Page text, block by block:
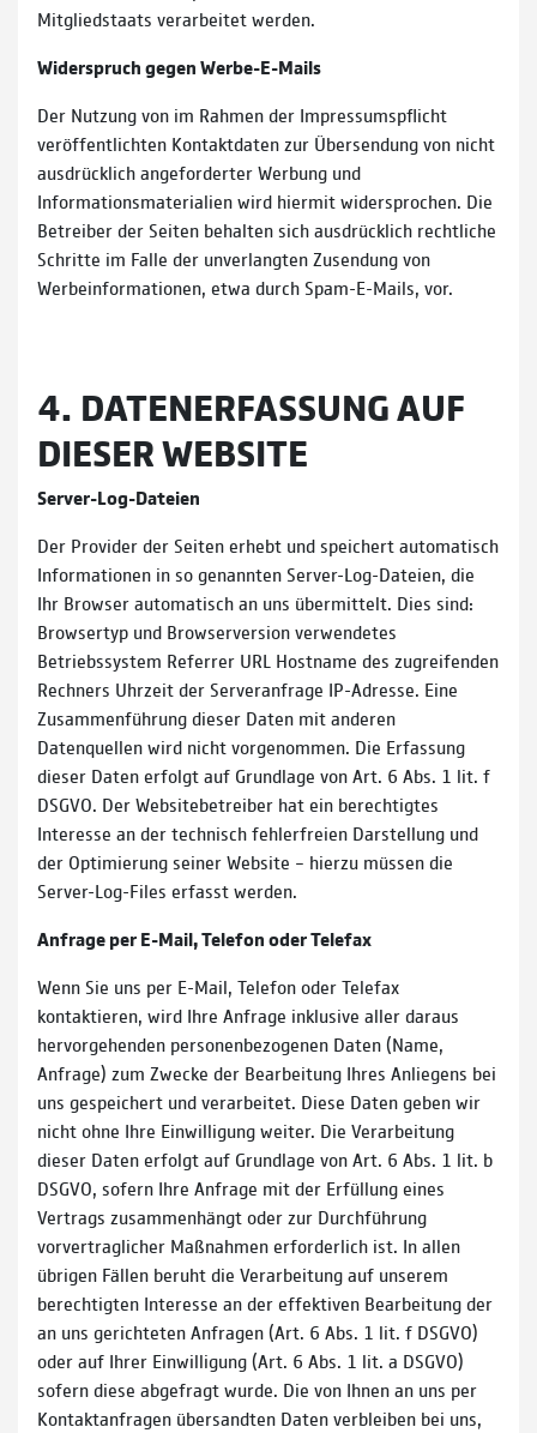
Mitgliedstaats verarbeitet werden.
Widerspruch gegen Werbe-E-Mails
Der Nutzung von im Rahmen der Impressumspflicht
veröffentlichten Kontaktdaten zur Übersendung von nicht
ausdrücklich angeforderter Werbung und
Informationsmaterialien wird hiermit widersprochen. Die
Betreiber der Seiten behalten sich ausdrücklich rechtliche
Schritte im Falle der unverlangten Zusendung von
Werbeinformationen, etwa durch Spam-E-Mails, vor.
4. DATENERFASSUNG AUF
DIESER WEBSITE
Server-Log-Dateien
Der Provider der Seiten erhebt und speichert automatisch
Informationen in so genannten Server-Log-Dateien, die
Ihr Browser automatisch an uns übermittelt. Dies sind:
Browsertyp und Browserversion verwendetes
Betriebssystem Referrer URL Hostname des zugreifenden
Rechners Uhrzeit der Serveranfrage IP-Adresse. Eine
Zusammenführung dieser Daten mit anderen
Datenquellen wird nicht vorgenommen. Die Erfassung
dieser Daten erfolgt auf Grundlage von Art. 6 Abs. 1 lit. f
DSGVO. Der Websitebetreiber hat ein berechtigtes
Interesse an der technisch fehlerfreien Darstellung und
der Optimierung seiner Website – hierzu müssen die
Server-Log-Files erfasst werden.
Anfrage per E-Mail, Telefon oder Telefax
Wenn Sie uns per E-Mail, Telefon oder Telefax
kontaktieren, wird Ihre Anfrage inklusive aller daraus
hervorgehenden personenbezogenen Daten (Name,
Anfrage) zum Zwecke der Bearbeitung Ihres Anliegens bei
uns gespeichert und verarbeitet. Diese Daten geben wir
nicht ohne Ihre Einwilligung weiter. Die Verarbeitung
dieser Daten erfolgt auf Grundlage von Art. 6 Abs. 1 lit. b
DSGVO, sofern Ihre Anfrage mit der Erfüllung eines
Vertrags zusammenhängt oder zur Durchführung
vorvertraglicher Maßnahmen erforderlich ist. In allen
übrigen Fällen beruht die Verarbeitung auf unserem
berechtigten Interesse an der effektiven Bearbeitung der
an uns gerichteten Anfragen (Art. 6 Abs. 1 lit. f DSGVO)
oder auf Ihrer Einwilligung (Art. 6 Abs. 1 lit. a DSGVO)
sofern diese abgefragt wurde. Die von Ihnen an uns per
Kontaktanfragen übersandten Daten verbleiben bei uns,